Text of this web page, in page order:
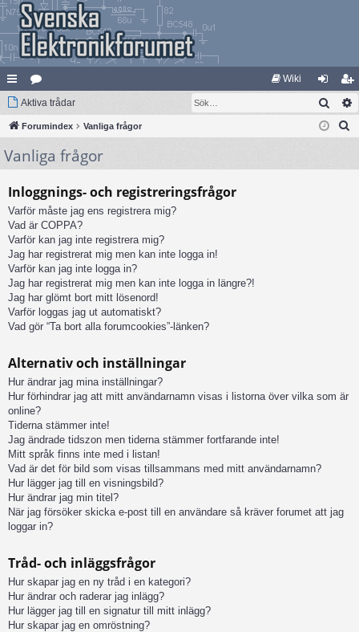
na
bb
lä
ar
at
eg
ori
Wiki
og
ga
li
m
Aktiva trådar Sök
Forumindex Vanliga frågor
Vanliga frågor
Inloggnings- och registreringsfrågor
Varför måste jag ens registrera mig?
Vad är COPPA?
Varför kan jag inte registrera mig?
Jag har registrerat mig men kan inte logga in!
Varför kan jag inte logga in?
Jag har registrerat mig men kan inte logga in längre?!
Jag har glömt bort mitt lösenord!
Varför loggas jag ut automatiskt?
Vad gör “Ta bort alla forumcookies”-länken?
Alternativ och inställningar
Hur ändrar jag mina inställningar?
Hur förhindrar jag att mitt användarnamn visas i listorna över vilka som är
online?
Tiderna stämmer inte!
Jag ändrade tidszon men tiderna stämmer fortfarande inte!
Mitt språk finns inte med i listan!
Vad är det för bild som visas tillsammans med mitt användarnamn?
Hur lägger jag till en visningsbild?
Hur ändrar jag min titel?
När jag försöker skicka e-post till en användare så kräver forumet att jag
loggar in?
Tråd- och inläggsfrågor
Hur skapar jag en ny tråd i en kategori?
Hur ändrar och raderar jag inlägg?
Hur lägger jag till en signatur till mitt inlägg?
Hur skapar jag en omröstning?